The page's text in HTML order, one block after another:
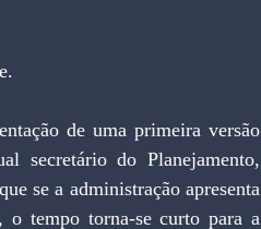
de uma primeira versão
secretário do Planejamento,
se a administração apresenta
tempo torna-se curto para a